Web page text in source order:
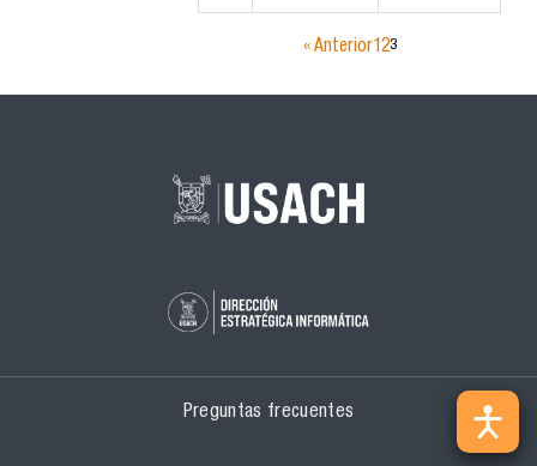
« Anterior1 23
Preguntas frecuentes